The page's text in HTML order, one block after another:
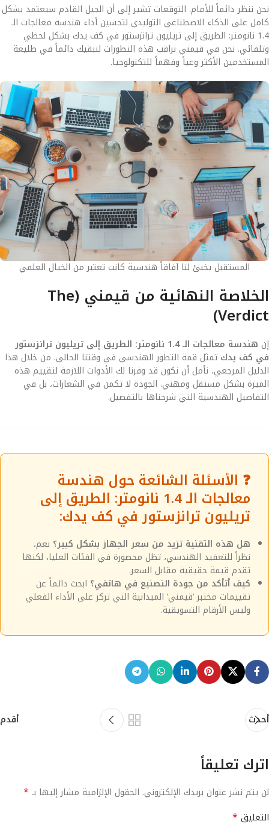
نحن ننظر دائماً للأمام. التوقعات تشير إلى أن الجيل القادم سيعتمد بشكل
كامل على الذكاء الاصطناعي التوليدي لتحسين أداء هندسة معالجات الـ
1.4 نانومتر: الطريق إلى تريليون ترانزستور في كف يدك بشكل لحظي
وتلقائي. نحن في قيمني نراقب هذه التطورات لنبقيك دائماً في طليعة
المستخدمين الأكثر وعياً وفهماً للتكنولوجيا.
المستقبل يخبئ لنا آفاقاً هندسية كانت تعتبر من الخيال العلمي
الخلاصة النهائية من قيمني (The
Verdict)
إن
هندسة معالجات الـ 1.4 نانومتر: الطريق إلى تريليون ترانزستور
في كف يدك تمثل قمة التطور الهندسي في وقتنا الحالي. من خلال هذا
الدليل المرجعي، نأمل أن نكون قد وفرنا لك الأدوات اللازمة لتقييم هذه
الميزة بشكل مستقل ومهني. الجودة لا تكمن في الشعارات، بل في
التفاصيل الهندسية التي شرحناها بالتفصيل.
❓ الأسئلة الشائعة حول هندسة
معالجات الـ 1.4 نانومتر: الطريق إلى
تريليون ترانزستور في كف يدك:
هل هذه التقنية تزيد من سعر الجهاز بشكل كبير؟ نعم،
نظراً للتعقيد الهندسي، تظل محصورة في الفئات العليا، لكنها
تقدم قيمة حقيقية مقابل السعر.
كيف أتأكد من جودة التصنيع في هاتفي؟ ابحث دائماً عن
تقييمات مختبر ‘قيمني’ الميدانية التي تركز على الأداء الفعلي
وليس الأرقام التسويقية.
أحدث أقدم
اترك تعليقاً
لن يتم نشر عنوان بريدك الإلكتروني. الحقول الإلزامية مشار إليها بـ *
التعليق *